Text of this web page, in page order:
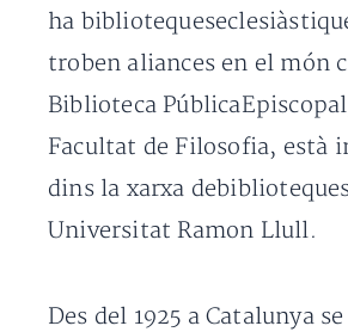
ha
troben aliances en el món
Biblioteca
Facultat de Filosofia, està
dins la xarxa
Universitat Ramon Llull.
Des del 1925 a Catalunya